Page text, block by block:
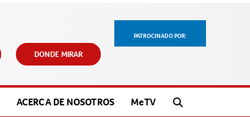
PATROCINADO POR:
DONDE MIRAR
ACERCA DE NOSOTROS MeTV